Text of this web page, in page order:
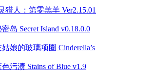
猎人：第零羔羊 Ver2.15.01
岛 Secret Island v0.18.0.0
娘的玻璃项圈 Cinderella’s
污渍 Stains of Blue v1.9